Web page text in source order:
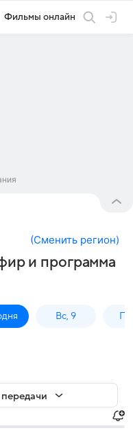
Фильмы онлайн
(Сменить регион)
и программа
Вс, 9